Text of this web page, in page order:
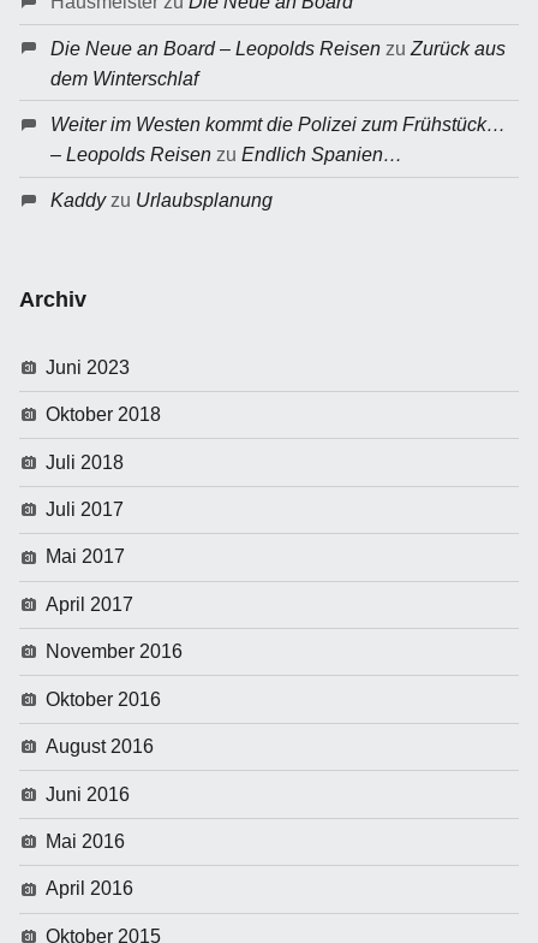
Die Neue an Board – Leopolds Reisenzu Zurück aus
dem Winterschlaf
Weiter im Westen kommt die Polizei zum Frühstück…
– Leopolds Reisenzu Endlich Spanien…
Kaddyzu Urlaubsplanung
Archiv
Juni 2023
Oktober 2018
Juli 2018
Juli 2017
Mai 2017
April 2017
November 2016
Oktober 2016
August 2016
Juni 2016
Mai 2016
April 2016
Oktober 2015